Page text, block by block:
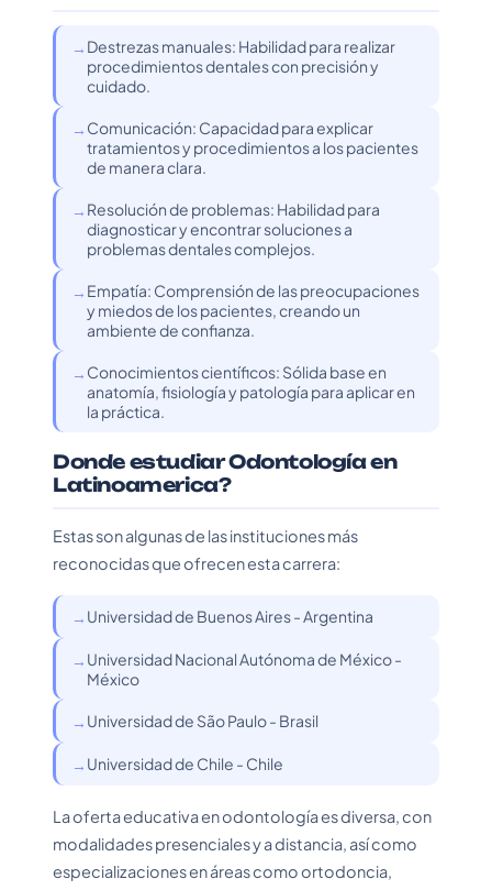
Destrezas manuales: Habilidad para realizar
procedimientos dentales con precisión y
cuidado.
Comunicación: Capacidad para explicar
tratamientos y procedimientos a los pacientes
de manera clara.
Resolución de problemas: Habilidad para
diagnosticar y encontrar soluciones a
problemas dentales complejos.
Empatía: Comprensión de las preocupaciones
y miedos de los pacientes, creando un
ambiente de confianza.
Conocimientos científicos: Sólida base en
anatomía, fisiología y patología para aplicar en
la práctica.
Donde estudiar Odontología en
Latinoamerica?
Estas son algunas de las instituciones más
reconocidas que ofrecen esta carrera:
Universidad de Buenos Aires - Argentina
Universidad Nacional Autónoma de México -
México
Universidad de São Paulo - Brasil
Universidad de Chile - Chile
La oferta educativa en odontología es diversa, con
modalidades presenciales y a distancia, así como
especializaciones en áreas como ortodoncia,